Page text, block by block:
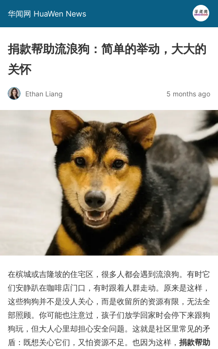
华闻网 HuaWen News
捐款帮助流浪狗：简单的举动，大大的
关怀
Ethan Liang 5 months ago
在槟城或吉隆坡的住宅区，很多人都会遇到流浪狗。有时它
们安静趴在咖啡店门口，有时跟着人群走动。原来是这样，
这些狗狗并不是没人关心，而是收留所的资源有限，无法全
部照顾。你可能也注意过，孩子们放学回家时会停下来跟狗
狗玩，但大人心里却担心安全问题。这就是社区里常见的矛
盾：既想关心它们，又怕资源不足。也因为这样， 捐款帮助